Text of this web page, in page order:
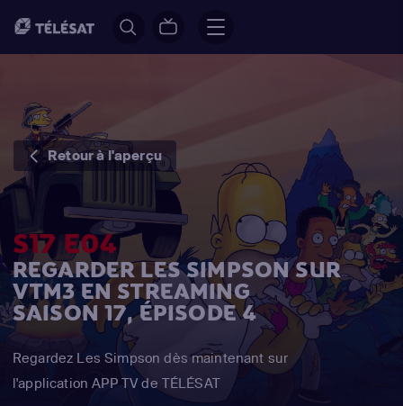
Retour à l'aperçu
S17 E04
REGARDER LES SIMPSON SUR
VTM3 EN STREAMING
SAISON 17, ÉPISODE 4
Regardez Les Simpson dès maintenant sur
l'application APP TV de TÉLÉSAT